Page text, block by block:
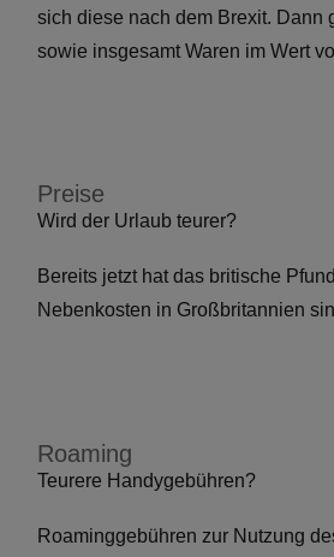
sich diese nach dem Brexit.
sowie insgesamt Waren im Wert
Preise
Wird der Urlaub teurer?
Bereits jetzt hat das britische
Nebenkosten in Großbritannien
Roaming
Teurere Handygebühren?
Roaminggebühren zur Nutzung